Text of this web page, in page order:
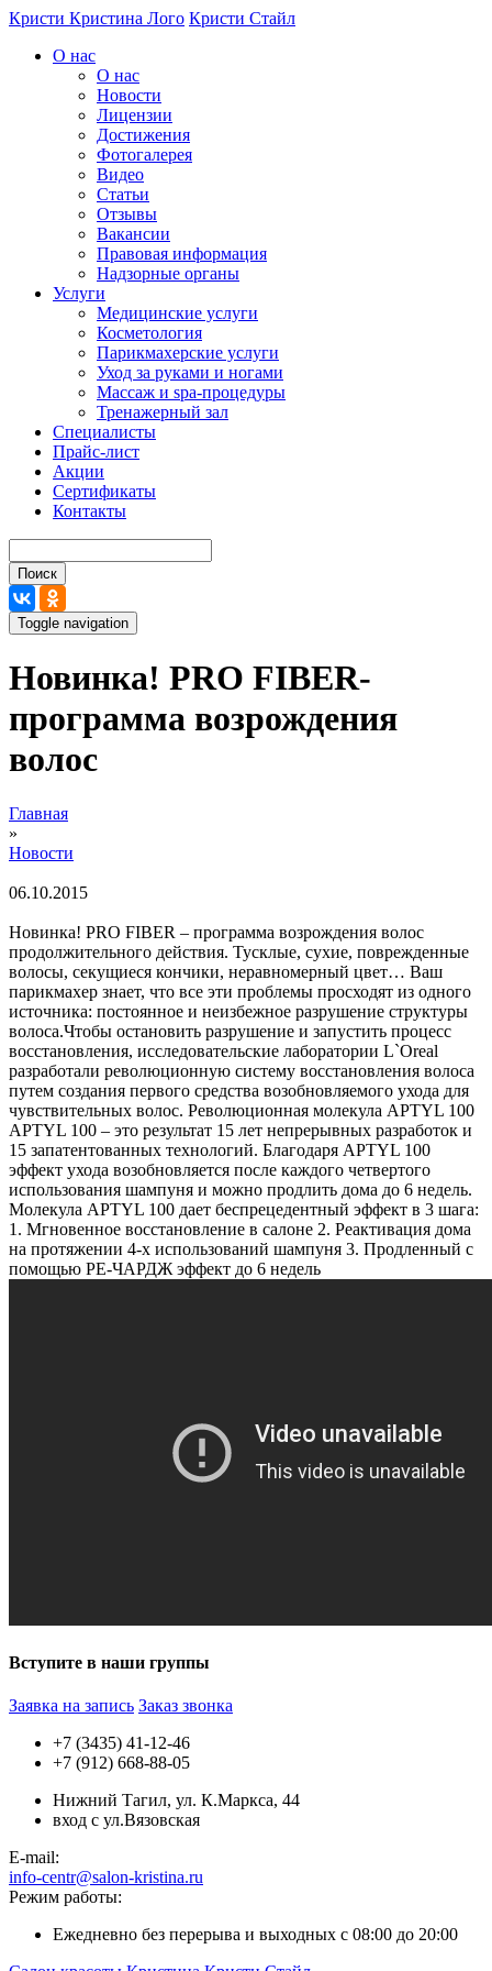
Перейти к основному содержанию
Кристи Кристина Лого Кристи Стайл
О нас
О нас
Новости
Лицензии
Достижения
Фотогалерея
Видео
Статьи
Отзывы
Вакансии
Правовая информация
Надзорные органы
Услуги
Медицинские услуги
Косметология
Парикмахерские услуги
Уход за руками и ногами
Массаж и spa-процедуры
Тренажерный зал
Специалисты
Прайс-лист
Акции
Сертификаты
Контакты
Поиск
Toggle navigation
Новинка! PRO FIBER-
программа возрождения
волос
Вы здесь
Главная
»
Новости
06.10.2015
Новинка! PRO FIBER – программа возрождения волос
продолжительного действия. Тусклые, сухие, поврежденные
волосы, секущиеся кончики, неравномерный цвет… Ваш
парикмахер знает, что все эти проблемы просходят из одного
источника: постоянное и неизбежное разрушение структуры
волоса.Чтобы остановить разрушение и запустить процесс
восстановления, исследовательские лаборатории L`Oreal
разработали революционную систему восстановления волоса
путем создания первого средства возобновляемого ухода для
чувствительных волос. Революционная молекула APTYL 100
APTYL 100 – это результат 15 лет непрерывных разработок и
15 запатентованных технологий. Благодаря APTYL 100
эффект ухода возобновляется после каждого четвертого
использования шампуня и можно продлить дома до 6 недель.
Молекула APTYL 100 дает беспрецедентный эффект в 3 шага:
1. Мгновенное восстановление в салоне 2. Реактивация дома
на протяжении 4-х использований шампуня 3. Продленный с
помощью РЕ-ЧАРДЖ эффект до 6 недель
Вступите в наши группы
Заявка на запись Заказ звонка
+7 (3435) 41-12-46
+7 (912) 668-88-05
Нижний Тагил, ул. К.Маркса, 44
вход с ул.Вязовская
E-mail:
info-centr@salon-kristina.ru
Режим работы:
Ежедневно без перерыва и выходных с 08:00 до 20:00